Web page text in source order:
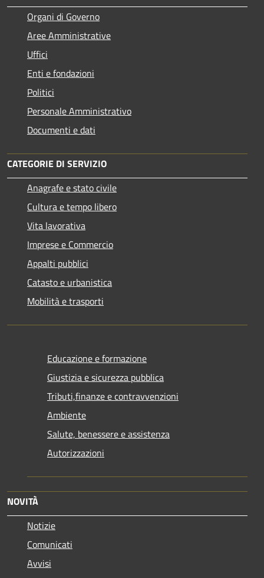
Organi di Governo
Aree Amministrative
Uffici
Enti e fondazioni
Politici
Personale Amministrativo
Documenti e dati
CATEGORIE DI SERVIZIO
Anagrafe e stato civile
Cultura e tempo libero
Vita lavorativa
Imprese e Commercio
Appalti pubblici
Catasto e urbanistica
Mobilità e trasporti
Educazione e formazione
Giustizia e sicurezza pubblica
Tributi,finanze e contravvenzioni
Ambiente
Salute, benessere e assistenza
Autorizzazioni
NOVITÀ
Notizie
Comunicati
Avvisi